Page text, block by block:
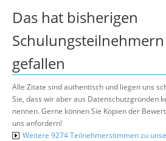
Das hat bisherigen
gefallen
Alle Zitate sind authentisch und liegen uns
Sie, dass wir aber aus Datenschutzgründen
nennen. Gerne können Sie Kopien der
uns anfordern!
Weitere 9274 Teilnehmerstimmen zu